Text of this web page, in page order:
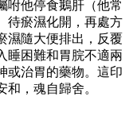
咐他停食鵝肝（他常
待瘀濕化開，再處方
濕隨大便排出，反覆
睡困難和胃脘不適兩
或治胃的藥物。這印
，魂自歸舍。